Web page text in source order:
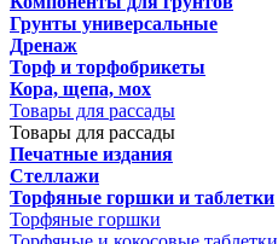
Грунты универсальные
Дренаж
Торф и торфобрикеты
Кора, щепа, мох
Товары для рассады
Товары для рассады
Печатные издания
Стеллажи
Торфяные горшки и таблетки
Торфяные горшки